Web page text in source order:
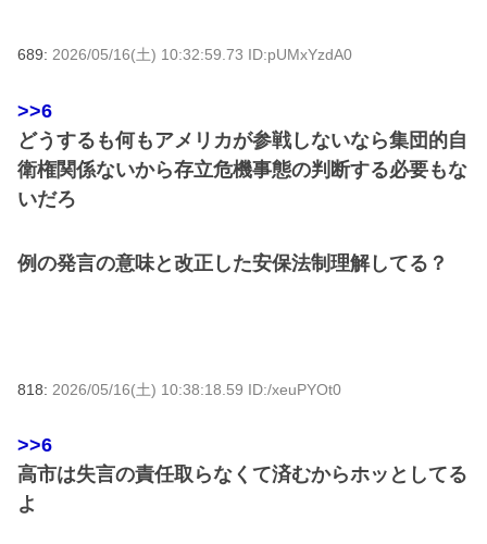
689: 2026/05/16(土) 10:32:59.73 ID:pUMxYzdA0
>>6
どうするも何もアメリカが参戦しないなら集団的自
衛権関係ないから存立危機事態の判断する必要もな
いだろ
例の発言の意味と改正した安保法制理解してる？
818: 2026/05/16(土) 10:38:18.59 ID:/xeuPYOt0
>>6
高市は失言の責任取らなくて済むからホッとしてる
よ